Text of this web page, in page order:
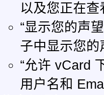
以及您正在查
“显示您的声
子中显示您的
“允许 vCard
用户名和